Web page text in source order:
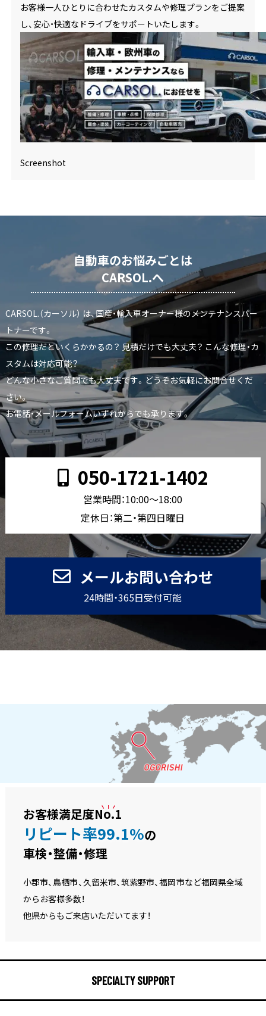
お客様一人ひとりに合わせたカスタムや修理プランをご提案
し、安心・快適なドライブをサポートいたします。
Screenshot
自動車のお悩みごとは
CARSOL.へ
CARSOL.（カーソル） は、国産・輸入車オーナー様のメンテナンスパー
トナーです。
この修理だといくらかかるの？ 見積だけでも大丈夫？ こんな修理・カ
スタムは対応可能？
どんな小さなご質問でも大丈夫です。どうぞお気軽にお問合せくだ
さい。
お電話・メールフォームいずれからでも承ります。
050-1721-1402
営業時間：10:00〜18:00
定休日：第二・第四日曜日
メールお問い合わせ
24時間・365日受付可能
お客様満足度No.1
リピート率99.1%の
車検・整備・修理
小郡市、鳥栖市、久留米市、筑紫野市、福岡市など福岡県全域
からお客様多数！
他県からもご来店いただいてます！
SPECIALTY SUPPORT